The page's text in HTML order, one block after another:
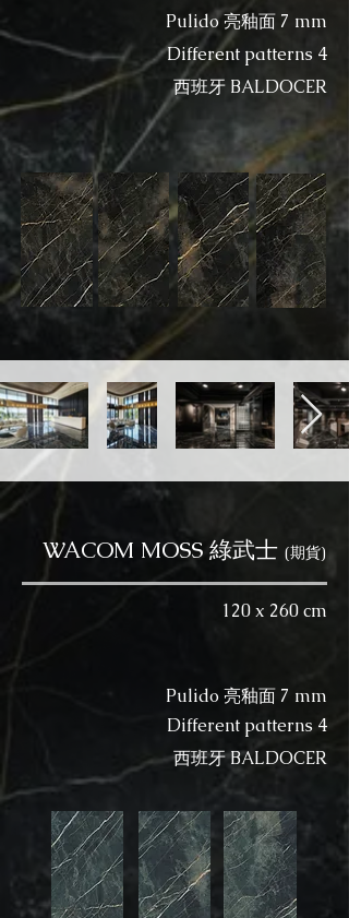
Pulido 亮釉面 7 mm
Different patterns 4
​西班牙 BALDOCER
WACOM MOSS 綠武士 (期貨)
120 x 260 cm
Pulido 亮釉面 7 mm​
Different patterns 4
​西班牙 BALDOCER